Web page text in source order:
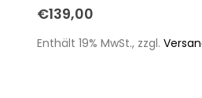
out of 5
€139,00
Enthält 19% MwSt., zzgl.